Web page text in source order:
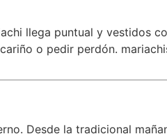
llega puntual y vestidos
o pedir perdón.
Desde la tradicional